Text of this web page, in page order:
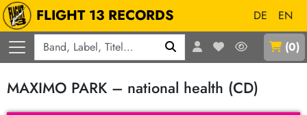
FLIGHT 13 RECORDS DE
EN
(0)
MAXIMO PARK – national health (CD)